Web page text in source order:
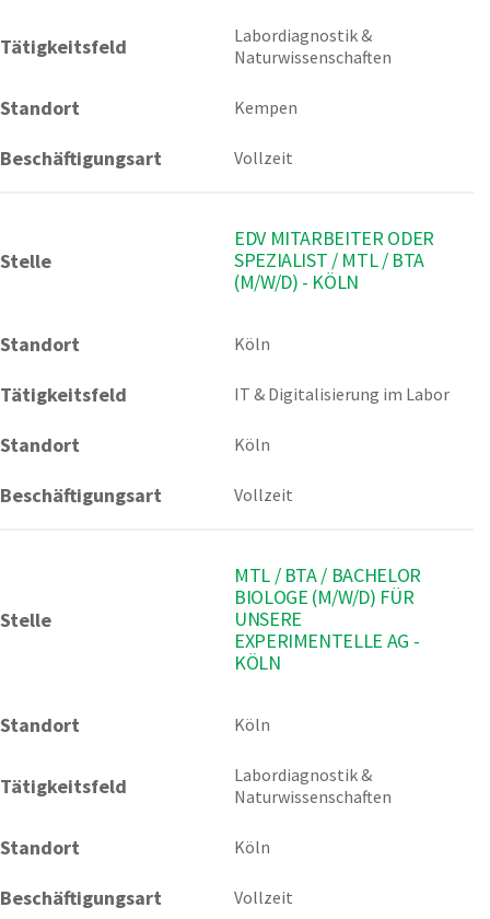
Tätigkeitsfeld
Labordiagnostik &
Naturwissenschaften
Standort Kempen
Beschäftigungsart Vollzeit
Stelle
EDV MITARBEITER ODER
SPEZIALIST / MTL / BTA
(M/W/D) - KÖLN
Standort Köln
Tätigkeitsfeld IT & Digitalisierung im Labor
Standort Köln
Beschäftigungsart Vollzeit
Stelle
MTL / BTA / BACHELOR
BIOLOGE (M/W/D) FÜR
UNSERE
EXPERIMENTELLE AG -
KÖLN
Standort Köln
Tätigkeitsfeld
Labordiagnostik &
Naturwissenschaften
Standort Köln
Beschäftigungsart Vollzeit